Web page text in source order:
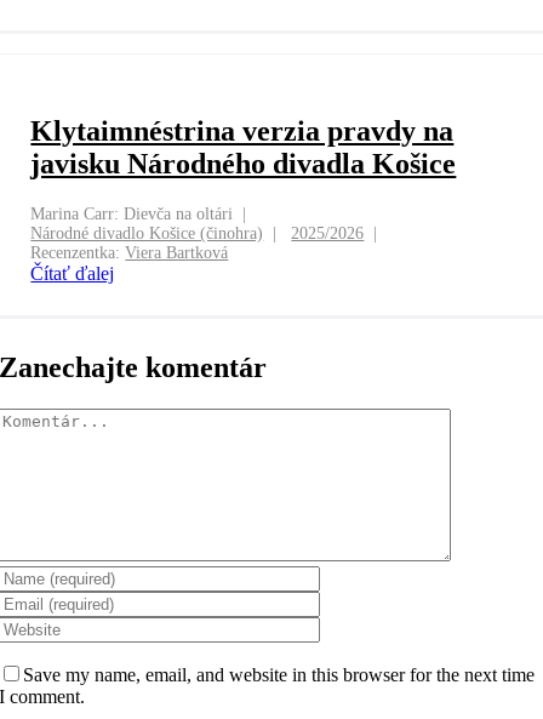
Klytaimnéstrina verzia pravdy na
javisku Národného divadla Košice
Marina Carr: Dievča na oltári
Národné divadlo Košice (činohra)
2025/2026
Recenzentka:Viera Bartková
Čítať ďalej
Zanechajte komentár
Save my name, email, and website in this browser for the next time
I comment.